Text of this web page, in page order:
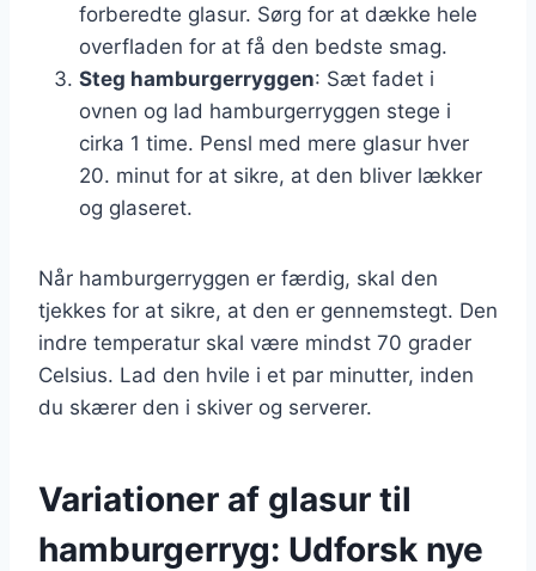
forberedte glasur. Sørg for at dække hele
overfladen for at få den bedste smag.
Steg hamburgerryggen: Sæt fadet i
ovnen og lad hamburgerryggen stege i
cirka 1 time. Pensl med mere glasur hver
20. minut for at sikre, at den bliver lækker
og glaseret.
Når hamburgerryggen er færdig, skal den
tjekkes for at sikre, at den er gennemstegt. Den
indre temperatur skal være mindst 70 grader
Celsius. Lad den hvile i et par minutter, inden
du skærer den i skiver og serverer.
Variationer af glasur til
hamburgerryg: Udforsk nye